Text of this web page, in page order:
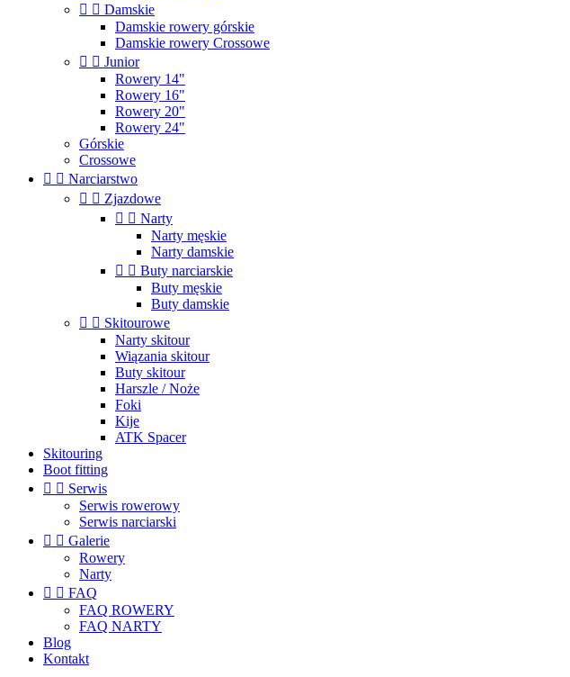
  Damskie
Damskie rowery górskie
Damskie rowery Crossowe
  Junior
Rowery 14"
Rowery 16"
Rowery 20"
Rowery 24"
Górskie
Crossowe
  Narciarstwo
  Zjazdowe
  Narty
Narty męskie
Narty damskie
  Buty narciarskie
Buty męskie
Buty damskie
  Skitourowe
Narty skitour
Wiązania skitour
Buty skitour
Harszle / Noże
Foki
Kije
ATK Spacer
Skitouring
Boot fitting
  Serwis
Serwis rowerowy
Serwis narciarski
  Galerie
Rowery
Narty
  FAQ
FAQ ROWERY
FAQ NARTY
Blog
Kontakt